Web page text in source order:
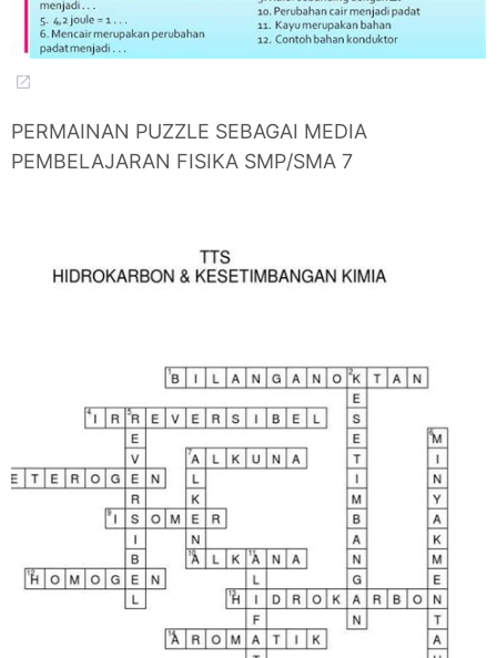
PERMAINAN PUZZLE SEBAGAI MEDIA
PEMBELAJARAN FISIKA SMP/SMA 7